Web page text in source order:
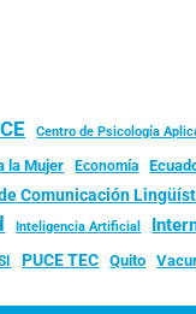
Centro de Psicología
la Mujer Economía
Comunicación
Inteligencia Artificial
PUCE TEC Quito